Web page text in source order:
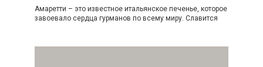
Амаретти – это известное итальянское печенье, которое
завоевало сердца гурманов по всему миру. Славится